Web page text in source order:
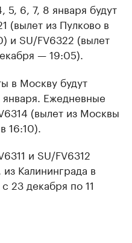
5, 6, 7, 8 января будут
(вылет из Пулково в
и SU/FV6322 (вылет
— 19:05).
в Москву будут
января. Ежедневные
(вылет из Москвы
16:10).
и SU/FV6312
Калининграда в
23 декабря по 11